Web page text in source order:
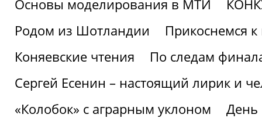
Основы моделирования в МТИ
Родом из Шотландии
Прикоснемся
Коняевские чтения
По следам
Сергей Есенин – настоящий лирик и
«Колобок» с аграрным уклоном
День